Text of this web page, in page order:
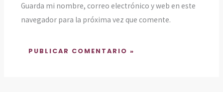
Guarda mi nombre, correo electrónico y web en este
navegador para la próxima vez que comente.